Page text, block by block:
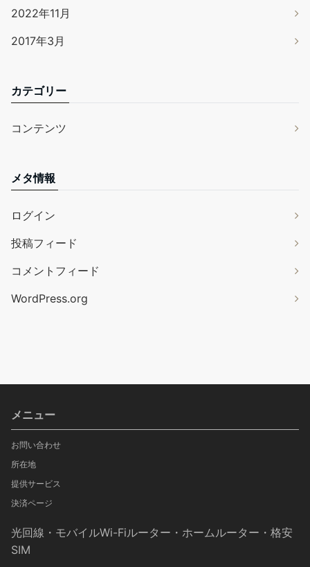
2022年11月
2017年3月
カテゴリー
コンテンツ
メタ情報
ログイン
投稿フィード
コメントフィード
WordPress.org
メニュー
お問い合わせ
所在地
提供サービス
決済ページ
光回線・モバイルWi-Fiルーター・ホームルーター・格安
SIM